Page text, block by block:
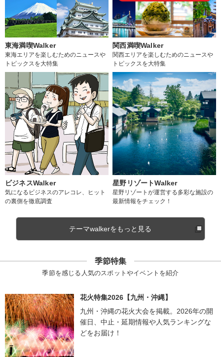
東海満喫Walker
東海エリアを楽しむためのニュースや
トピックスを大特集
関西満喫Walker
関西エリアを楽しむためのニュースや
トピックスを大特集
ビジネスWalker
気になるビジネスのアレコレ、ヒット
の裏側を徹底調査
星野リゾートWalker
星野リゾートが運営する多彩な施設の
最新情報をチェック！
テーマwalkerをもっと見る
季節特集
季節を感じる人気のスポットやイベントを紹介
花火特集2026【九州・沖縄】
九州・沖縄の花火大会を掲載。2026年の開
催日、中止・延期情報や人気ランキングな
どをお届け！